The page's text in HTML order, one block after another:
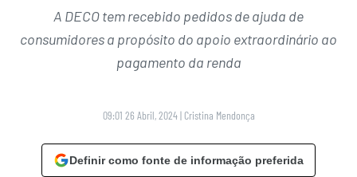
A DECO tem recebido pedidos de ajuda de
consumidores a propósito do apoio extraordinário ao
pagamento da renda
09:01 26 Abril, 2024 | Cristina Mendonça
Definir como fonte de informação preferida